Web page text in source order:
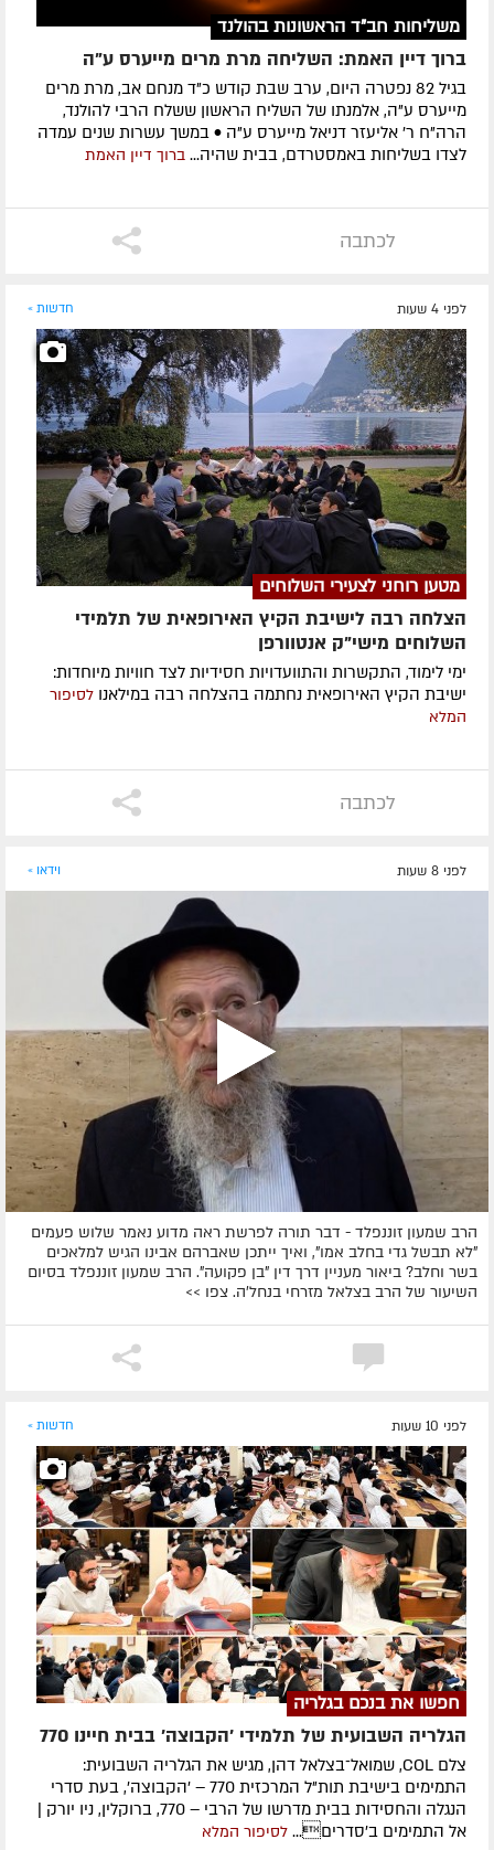
משליחות חב"ד הראשונות בהולנד
ברוך דיין האמת: השליחה מרת מרים מייערס ע"ה
בגיל 82 נפטרה היום, ערב שבת קודש כ"ד מנחם אב, מרת מרים
מייערס ע"ה, אלמנתו של השליח הראשון ששלח הרבי להולנד,
הרה"ח ר' אליעזר דניאל מייערס ע"ה • במשך עשרות שנים עמדה
לצדו בשליחות באמסטרדם, בבית שהיה... ברוך דיין האמת
לכתבה
לפני 4 שעות חדשות »
מטען רוחני לצעירי השלוחים
הצלחה רבה לישיבת הקיץ האירופאית של תלמידי
השלוחים מישי"ק אנטוורפן
ימי לימוד, התקשרות והתוועדויות חסידיות לצד חוויות מיוחדות:
ישיבת הקיץ האירופאית נחתמה בהצלחה רבה במילאנו לסיפור
המלא
לכתבה
לפני 8 שעות וידאו »
הרב שמעון זוננפלד - דבר תורה לפרשת ראה מדוע נאמר שלוש פעמים
"לא תבשל גדי בחלב אמו", ואיך ייתכן שאברהם אבינו הגיש למלאכים
בשר וחלב? ביאור מעניין דרך דין "בן פקועה". הרב שמעון זוננפלד בסיום
השיעור של הרב בצלאל מזרחי בנחל'ה. צפו >>
לפני 10 שעות חדשות »
חפשו את בנכם בגלריה
הגלריה השבועית של תלמידי 'הקבוצה' בבית חיינו 770
צלם COL, שמואל־בצלאל דהן, מגיש את הגלריה השבועית:
התמימים בישיבת תות"ל המרכזית 770 – 'הקבוצה', בעת סדרי
הנגלה והחסידות בבית מדרשו של הרבי – 770, ברוקלין, ניו יורק |
אל התמימים ב'סדרים... לסיפור המלא